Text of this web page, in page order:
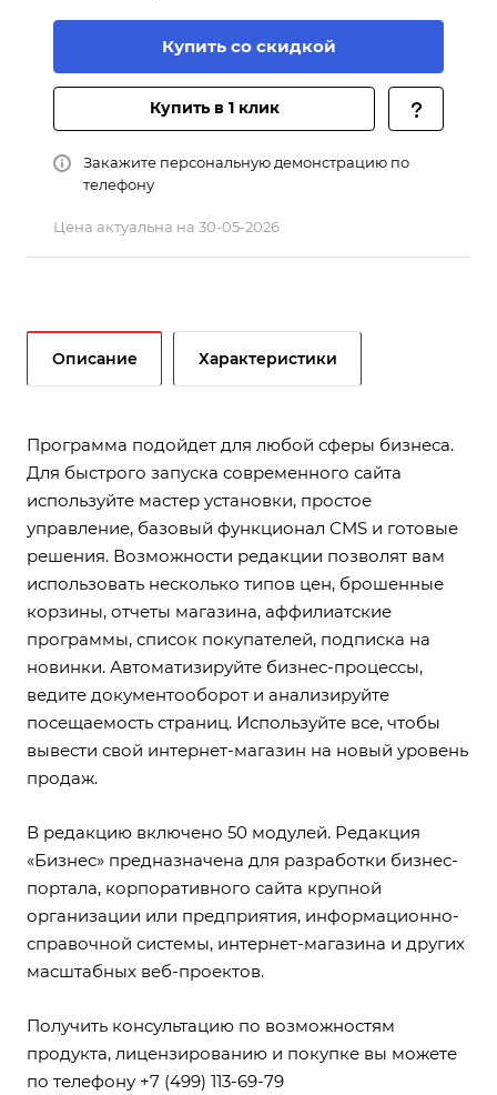
Купить со скидкой
Купить в 1 клик
Закажите персональную демонстрацию по
телефону
Цена актуальна на 30-05-2026
Описание Характеристики
Программа подойдет для любой сферы бизнеса.
Для быстрого запуска современного сайта
используйте мастер установки, простое
управление, базовый функционал CMS и готовые
решения. Возможности редакции позволят вам
использовать несколько типов цен, брошенные
корзины, отчеты магазина, аффилиатские
программы, список покупателей, подписка на
новинки. Автоматизируйте бизнес-процессы,
ведите документооборот и анализируйте
посещаемость страниц. Используйте все, чтобы
вывести свой интернет-магазин на новый уровень
продаж.
В редакцию включено 50 модулей. Редакция
«Бизнес» предназначена для разработки бизнес-
портала, корпоративного сайта крупной
организации или предприятия, информационно-
справочной системы, интернет-магазина и других
масштабных веб-проектов.
Получить консультацию по возможностям
продукта, лицензированию и покупке вы можете
по телефону +7 (499) 113-69-79